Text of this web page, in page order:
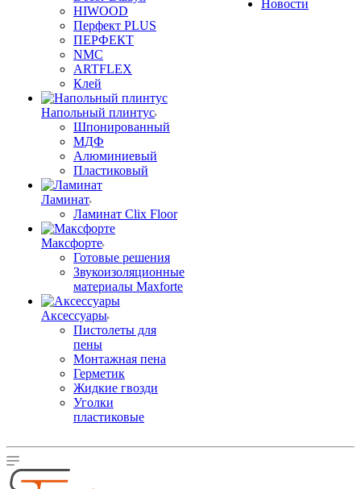
HIWOOD
Перфект PLUS
ПЕРФЕКТ
NMC
ARTFLEX
Клей
Напольный плинтус
Шпонированный
МДФ
Алюминиевый
Пластиковый
Ламинат
Ламинат Clix Floor
Максфорте
Готовые решения
Звукоизоляционные
материалы Maxforte
Аксессуары
Пистолеты для
пены
Монтажная пена
Герметик
Жидкие гвозди
Уголки
пластиковые
Новости